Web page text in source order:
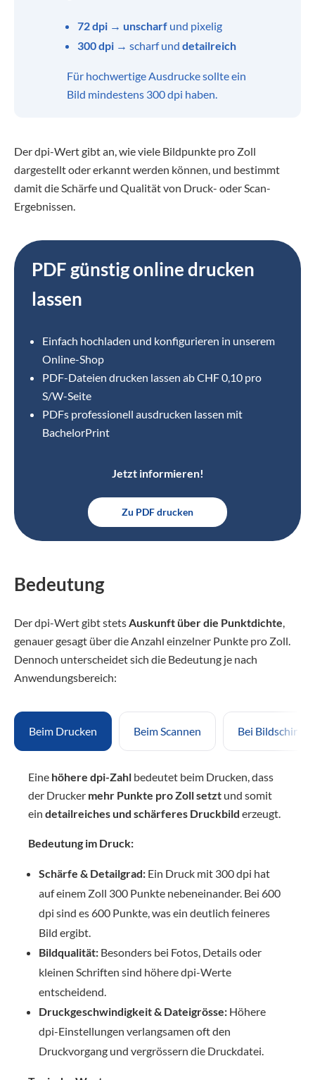
72 dpi → unscharf und pixelig
300 dpi → scharf und detailreich
Für hochwertige Ausdrucke sollte ein
Bild mindestens 300 dpi haben.
Der dpi-Wert gibt an, wie viele Bildpunkte pro Zoll
dargestellt oder erkannt werden können, und bestimmt
damit die Schärfe und Qualität von Druck- oder Scan-
Ergebnissen.
PDF günstig online drucken
lassen
Einfach hochladen und konfigurieren in unserem
Online-Shop
⁣PDF-Dateien drucken lassen ab CHF 0,10 pro
S/W-Seite
PDFs professionell ausdrucken lassen mit
BachelorPrint
Jetzt informieren!
Zu PDF drucken
Bedeutung
Der dpi-Wert gibt stetsAuskunft über die Punktdichte,
genauer gesagt über die Anzahl einzelner Punkte pro Zoll.
Dennoch unterscheidet sich die Bedeutung je nach
Anwendungsbereich:
Beim Drucken Beim Scannen Bei
Eine höhere dpi-Zahl bedeutet beim Drucken, dass
der Drucker mehr Punkte pro Zollsetzt und somit
ein detailreiches und schärferes Druckbild erzeugt.
Bedeutung im Druck:
Schärfe & Detailgrad: Ein Druck mit 300 dpi hat
auf einem Zoll 300 Punkte nebeneinander. Bei 600
dpi sind es 600 Punkte, was ein deutlich feineres
Bild ergibt.
Bildqualität: Besonders bei Fotos, Details oder
kleinen Schriften sind höhere dpi-Werte
entscheidend.
Druckgeschwindigkeit & Dateigrösse: Höhere
dpi-Einstellungen verlangsamen oft den
Druckvorgang und vergrössern die Druckdatei.